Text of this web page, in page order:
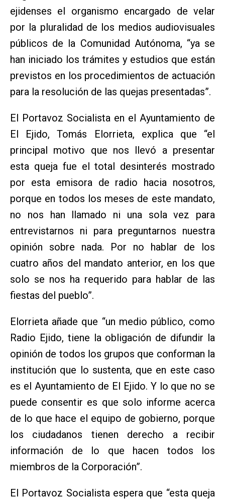
ejidenses el organismo encargado de velar
por la pluralidad de los medios audiovisuales
públicos de la Comunidad Autónoma, “ya se
han iniciado los trámites y estudios que están
previstos en los procedimientos de actuación
para la resolución de las quejas presentadas”.
El Portavoz Socialista en el Ayuntamiento de
El Ejido, Tomás Elorrieta, explica que “el
principal motivo que nos llevó a presentar
esta queja fue el total desinterés mostrado
por esta emisora de radio hacia nosotros,
porque en todos los meses de este mandato,
no nos han llamado ni una sola vez para
entrevistarnos ni para preguntarnos nuestra
opinión sobre nada. Por no hablar de los
cuatro años del mandato anterior, en los que
solo se nos ha requerido para hablar de las
fiestas del pueblo”.
Elorrieta añade que “un medio público, como
Radio Ejido, tiene la obligación de difundir la
opinión de todos los grupos que conforman la
institución que lo sustenta, que en este caso
es el Ayuntamiento de El Ejido. Y lo que no se
puede consentir es que solo informe acerca
de lo que hace el equipo de gobierno, porque
los ciudadanos tienen derecho a recibir
información de lo que hacen todos los
miembros de la Corporación”.
El Portavoz Socialista espera que “esta queja